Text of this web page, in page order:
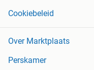
Cookiebeleid
Over Marktplaats
Perskamer